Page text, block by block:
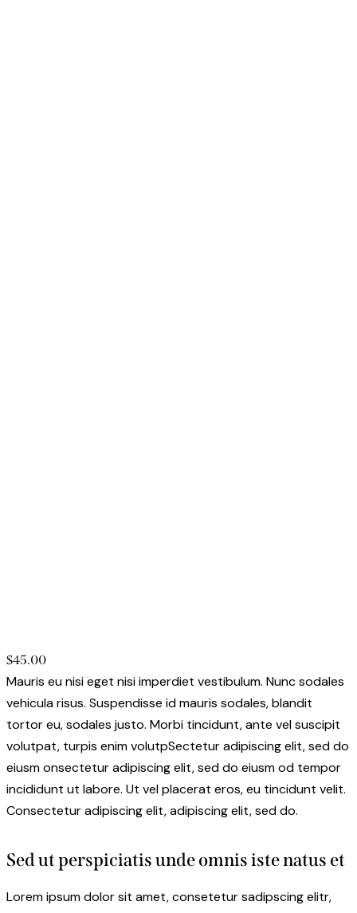
$45.00
Mauris eu nisi eget nisi imperdiet vestibulum. Nunc sodales
vehicula risus. Suspendisse id mauris sodales, blandit
tortor eu, sodales justo. Morbi tincidunt, ante vel suscipit
volutpat, turpis enim volutpSectetur adipiscing elit, sed do
eiusm onsectetur adipiscing elit, sed do eiusm od tempor
incididunt ut labore. Ut vel placerat eros, eu tincidunt velit.
Consectetur adipiscing elit, adipiscing elit, sed do.
Sed ut perspiciatis unde omnis iste natus et
Lorem ipsum dolor sit amet, consetetur sadipscing elitr,